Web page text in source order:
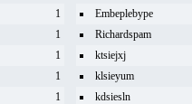
1
Embeplebype
1
Richardspam
1
ktsiejxj
1
klsieyum
1
kdsiesln